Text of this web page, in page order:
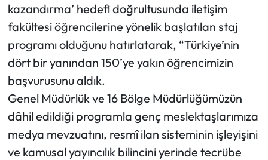
kazandırma’ hedefi doğrultusunda iletişim
fakültesi öğrencilerine yönelik başlatılan staj
programı olduğunu hatırlatarak, “Türkiye’nin
dört bir yanından 150’ye yakın öğrencimizin
başvurusunu aldık.
Genel Müdürlük ve 16 Bölge Müdürlüğümüzün
dâhil edildiği programla genç meslektaşlarımıza
medya mevzuatını, resmî ilan sisteminin işleyişini
ve kamusal yayıncılık bilincini yerinde tecrübe